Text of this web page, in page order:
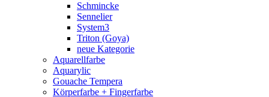
Schmincke
Sennelier
System3
Triton (Goya)
neue Kategorie
Aquarellfarbe
Aquarylic
Gouache Tempera
Körperfarbe + Fingerfarbe